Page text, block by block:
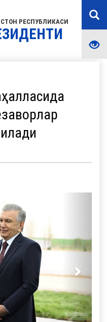
РЕСПУБЛИКАСИ